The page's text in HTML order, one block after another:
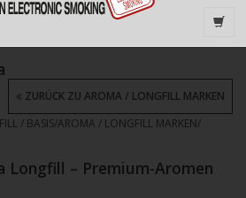
/ BASIS/AROMA / LONGFILL MARKEN/
ZURÜCK ZU AROMA / LONGFILL MARKEN
Longfill – Premium-Aromen